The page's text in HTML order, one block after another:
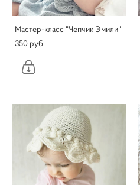
Мастер-класс "Чепчик Эмили"
350 pуб.